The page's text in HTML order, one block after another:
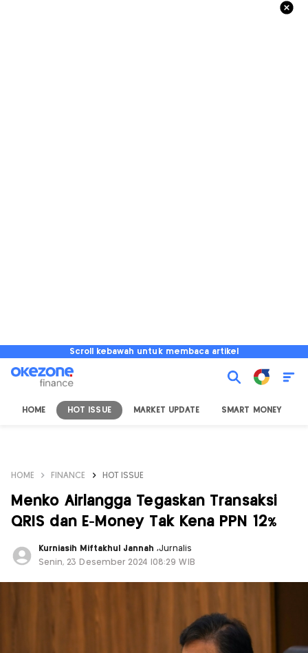
Scroll kebawah untuk membaca artikel
HOME HOT ISSUE MARKET UPDATE SMART MONEY
HOME FINANCE HOT ISSUE
Menko Airlangga Tegaskan Transaksi
QRIS dan E-Money Tak Kena PPN 12%
Kurniasih Miftakhul Jannah,Jurnalis
Senin, 23 Desember 2024 |08:29 WIB